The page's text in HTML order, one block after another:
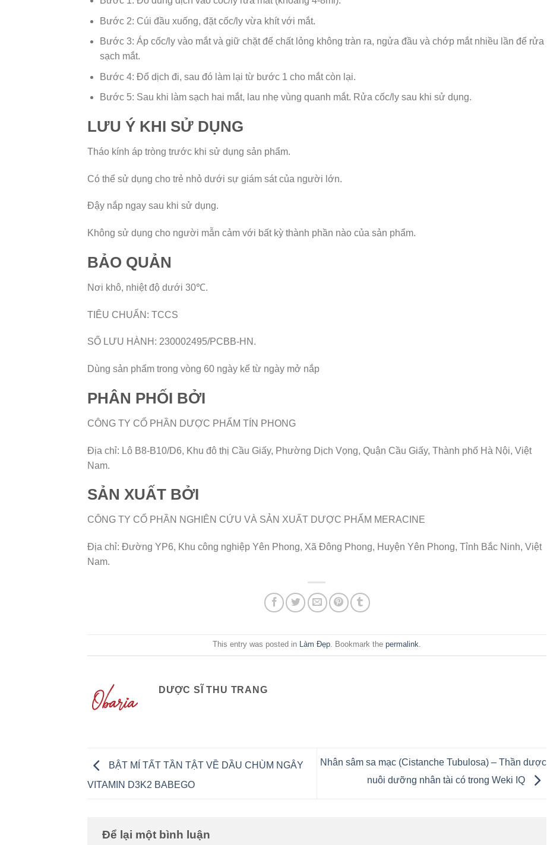
Bước 2: Cúi đầu xuống, đặt cốc/ly vừa khít với mắt.
Bước 3: Áp cốc/ly vào mắt và giữ chặt để chất lỏng không tràn ra, ngửa đầu và chớp mắt nhiều lần để rửa
sạch mắt.
Bước 4: Đổ dịch đi, sau đó làm lại từ bước 1 cho mắt còn lại.
Bước 5: Sau khi làm sạch hai mắt, lau nhẹ vùng quanh mắt. Rửa cốc/ly sau khi sử dụng.
LƯU Ý KHI SỬ DỤNG
Tháo kính áp tròng trước khi sử dụng sản phẩm.
Có thể sử dụng cho trẻ nhỏ dưới sự giám sát của người lớn.
Đậy nắp ngay sau khi sử dụng.
Không sử dụng cho người mẫn cảm với bất kỳ thành phần nào của sản phẩm.
BẢO QUẢN
Nơi khô, nhiệt độ dưới 30℃.
TIÊU CHUẨN: TCCS
SỐ LƯU HÀNH: 230002495/PCBB-HN.
Dùng sản phẩm trong vòng 60 ngày kể từ ngày mở nắp
PHÂN PHỐI BỞI
CÔNG TY CỔ PHẦN DƯỢC PHẨM TÍN PHONG
Địa chỉ: Lô B8-B10/D6, Khu đô thị Cầu Giấy, Phường Dịch Vọng, Quận Cầu Giấy, Thành phố Hà Nội, Việt
Nam.
SẢN XUẤT BỞI
CÔNG TY CỔ PHẦN NGHIÊN CỨU VÀ SẢN XUẤT DƯỢC PHẨM MERACINE
Địa chỉ: Đường YP6, Khu công nghiệp Yên Phong, Xã Đông Phong, Huyện Yên Phong, Tỉnh Bắc Ninh, Việt
Nam.
This entry was posted in Làm Đẹp. Bookmark the permalink.
DƯỢC SĨ THU TRANG
BẬT MÍ TẤT TẦN TẬT VỀ DẦU CHÙM NGÂY
VITAMIN D3K2 BABEGO
Nhân sâm sa mạc (Cistanche Tubulosa) – Thần dược
nuôi dưỡng nhân tài có trong Weki IQ
Để lại một bình luận